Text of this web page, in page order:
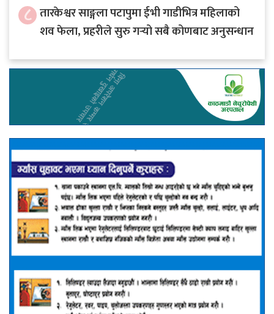
८ तारकेश्वर साङ्गला पटापुमा ईभी गाडीभित्र महिलाको
शव फेला, प्रहरीले सुरु गर्‍यो सबै कोणबाट अनुसन्धान